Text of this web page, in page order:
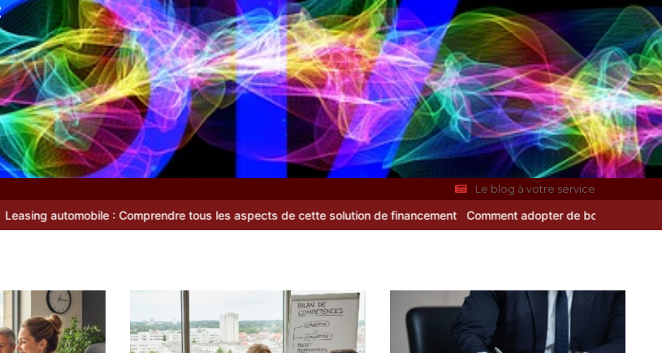
Le blog à votre service
tous les aspects de cette solution de financement Comment adopter de bonnes habitudes pour préserver